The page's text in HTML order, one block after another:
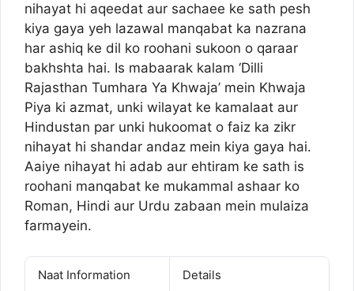
nihayat hi aqeedat aur sachaee ke sath pesh
kiya gaya yeh lazawal manqabat ka nazrana
har ashiq ke dil ko roohani sukoon o qaraar
bakhshta hai. Is mabaarak kalam ‘Dilli
Rajasthan Tumhara Ya Khwaja’ mein Khwaja
Piya ki azmat, unki wilayat ke kamalaat aur
Hindustan par unki hukoomat o faiz ka zikr
nihayat hi shandar andaz mein kiya gaya hai.
Aaiye nihayat hi adab aur ehtiram ke sath is
roohani manqabat ke mukammal ashaar ko
Roman, Hindi aur Urdu zabaan mein mulaiza
farmayein.
Naat Information Details